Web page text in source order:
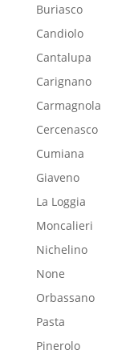
Buriasco
Candiolo
Cantalupa
Carignano
Carmagnola
Cercenasco
Cumiana
Giaveno
La Loggia
Moncalieri
Nichelino
None
Orbassano
Pasta
Pinerolo